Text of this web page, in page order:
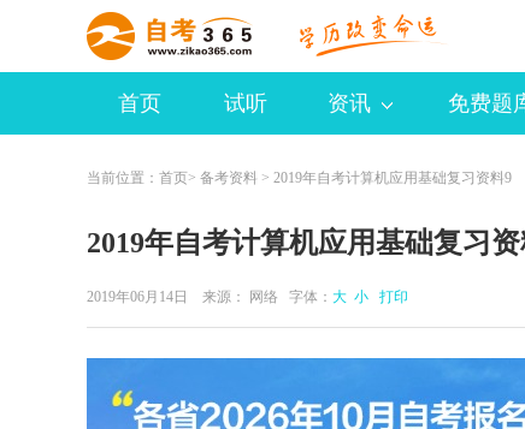
首页 试听 资讯 免费题
当前位置： 首页> 备考资料 > 2019年自考计算机应用基础复习资料9
2019年自考计算机应用基础复习
2019年06月14日 来源： 网络 字体： 大 小 打印